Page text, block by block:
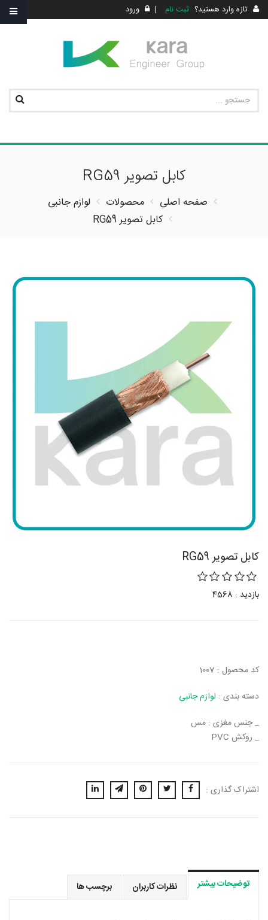
تازه وارد هستید؟ ثبت نام | ورود
کابل تصویر RG59
صفحه اصلی محصولات
لوازم جانبی
کابل تصویر RG59
کابل تصویر RG59
بازدید : 4568
کد محصول : 1007
دسته بندی : لوازم جانبی
_ جنس مغزی : مس
_ روکش PVC
اشتراک گذاری :
توضیحات بیشتر نظرات کاربران برچسب ها